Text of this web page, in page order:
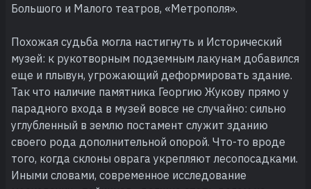
Большого и Малого театров, «Метрополя».
Похожая судьба могла настигнуть и Исторический
музей: к рукотворным подземным лакунам добавился
еще и плывун, угрожающий деформировать здание.
Так что наличие памятника Георгию Жукову прямо у
парадного входа в музей вовсе не случайно: сильно
углубленный в землю постамент служит зданию
своего рода дополнительной опорой. Что-то вроде
того, когда склоны оврага укрепляют лесопосадками.
Иными словами, современное исследование